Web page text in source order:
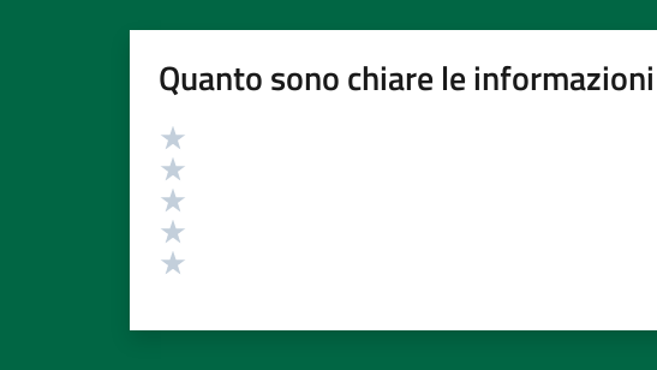
Quanto sono chiare le
Valutazione